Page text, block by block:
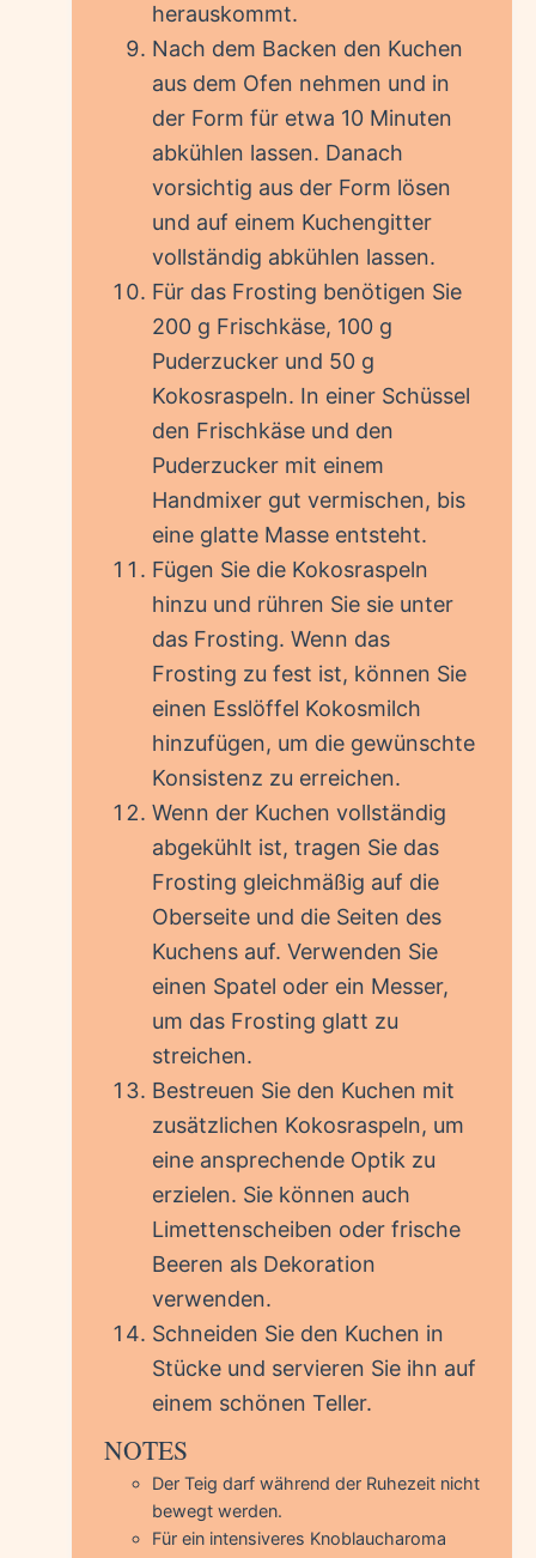
herauskommt.
Nach dem Backen den Kuchen
aus dem Ofen nehmen und in
der Form für etwa 10 Minuten
abkühlen lassen. Danach
vorsichtig aus der Form lösen
und auf einem Kuchengitter
vollständig abkühlen lassen.
Für das Frosting benötigen Sie
200 g Frischkäse, 100 g
Puderzucker und 50 g
Kokosraspeln. In einer Schüssel
den Frischkäse und den
Puderzucker mit einem
Handmixer gut vermischen, bis
eine glatte Masse entsteht.
Fügen Sie die Kokosraspeln
hinzu und rühren Sie sie unter
das Frosting. Wenn das
Frosting zu fest ist, können Sie
einen Esslöffel Kokosmilch
hinzufügen, um die gewünschte
Konsistenz zu erreichen.
Wenn der Kuchen vollständig
abgekühlt ist, tragen Sie das
Frosting gleichmäßig auf die
Oberseite und die Seiten des
Kuchens auf. Verwenden Sie
einen Spatel oder ein Messer,
um das Frosting glatt zu
streichen.
Bestreuen Sie den Kuchen mit
zusätzlichen Kokosraspeln, um
eine ansprechende Optik zu
erzielen. Sie können auch
Limettenscheiben oder frische
Beeren als Dekoration
verwenden.
Schneiden Sie den Kuchen in
Stücke und servieren Sie ihn auf
einem schönen Teller.
NOTES
Der Teig darf während der Ruhezeit nicht
bewegt werden.
Für ein intensiveres Knoblaucharoma